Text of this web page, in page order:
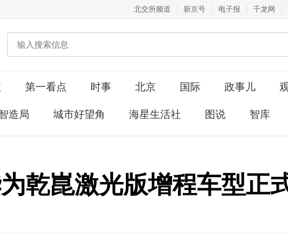
北交所频道 新京号 电子报 千龙网
第一看点 时事 北京 国际 政事儿
造局 城市好望角 海星生活社 图说 智库
乾崑激光版增程车型正